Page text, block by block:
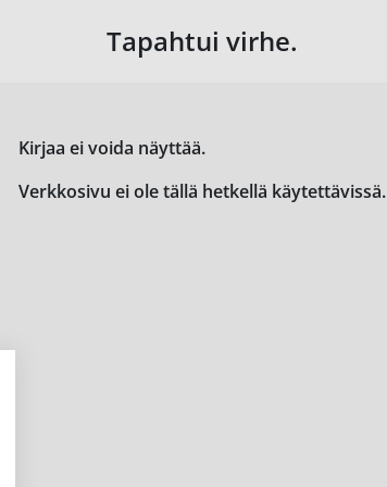
Tapahtui virhe.
Kirjaa ei voida näyttää.
Verkkosivu ei ole tällä hetkellä käytettävissä.